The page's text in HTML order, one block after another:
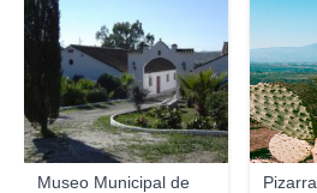
Museo Municipal de
Pizarra